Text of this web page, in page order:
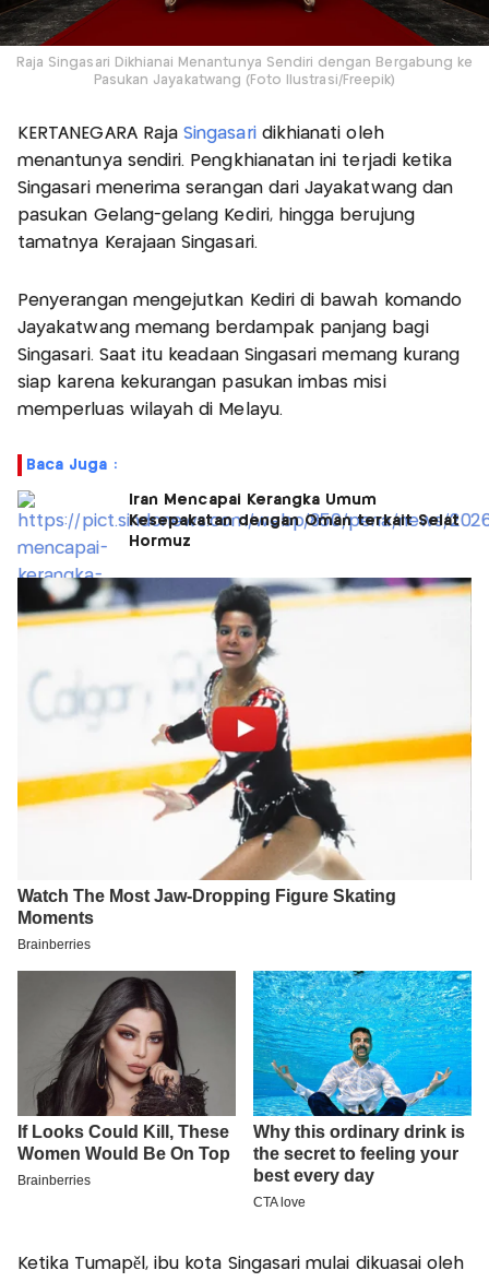
Raja Singasari Dikhianai Menantunya Sendiri dengan Bergabung ke
Pasukan Jayakatwang (Foto Ilustrasi/Freepik)
KERTANEGARA RajaSingasari dikhianati oleh
menantunya sendiri. Pengkhianatan ini terjadi ketika
Singasari menerima serangan dari Jayakatwang dan
pasukan Gelang-gelang Kediri, hingga berujung
tamatnya Kerajaan Singasari.
Penyerangan mengejutkan Kediri di bawah komando
Jayakatwang memang berdampak panjang bagi
Singasari. Saat itu keadaan Singasari memang kurang
siap karena kekurangan pasukan imbas misi
memperluas wilayah di Melayu.
Baca Juga :
Iran Mencapai Kerangka Umum
Kesepakatan dengan Oman terkait Selat
Hormuz
Ketika Tumapěl, ibu kota Singasari mulai dikuasai oleh